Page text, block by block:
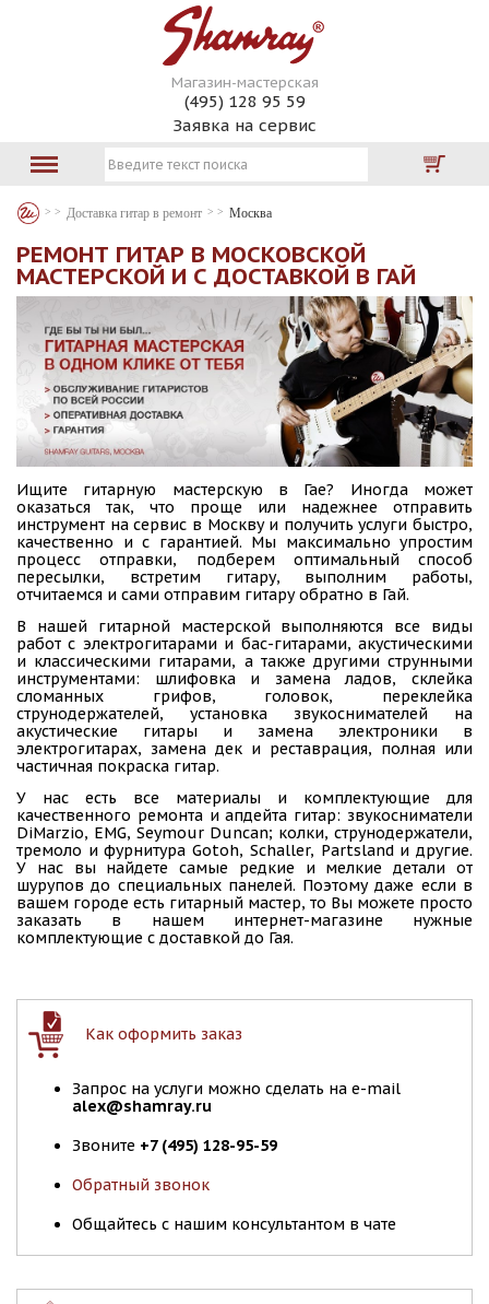
Магазин-мастерская
(495) 128 95 59
Заявка на сервис
Доставка гитар в ремонт Москва
РЕМОНТ ГИТАР В МОСКОВСКОЙ
МАСТЕРСКОЙ И С ДОСТАВКОЙ В ГАЙ
Ищите гитарную мастерскую в Гае? Иногда может
оказаться так, что проще или надежнее отправить
инструмент на сервис в Москву и получить услуги быстро,
качественно и с гарантией. Мы максимально упростим
процесс отправки, подберем оптимальный способ
пересылки, встретим гитару, выполним работы,
отчитаемся и сами отправим гитару обратно в Гай.
В нашей гитарной мастерской выполняются все виды
работ с электрогитарами и бас-гитарами, акустическими
и классическими гитарами, а также другими струнными
инструментами: шлифовка и замена ладов, склейка
сломанных грифов, головок, переклейка
струнодержателей, установка звукоснимателей на
акустические гитары и замена электроники в
электрогитарах, замена дек и реставрация, полная или
частичная покраска гитар.
У нас есть все материалы и комплектующие для
качественного ремонта и апдейта гитар: звукосниматели
DiMarzio, EMG, Seymour Duncan; колки, струнодержатели,
тремоло и фурнитура Gotoh, Schaller, Partsland и другие.
У нас вы найдете самые редкие и мелкие детали от
шурупов до специальных панелей. Поэтому даже если в
вашем городе есть гитарный мастер, то Вы можете просто
заказать в нашем интернет-магазине нужные
комплектующие с доставкой до Гая.
Как оформить заказ
Запрос на услуги можно сделать на e-mail
alex@shamray.ru
Звоните +7 (495) 128-95-59
Обратный звонок
Общайтесь с нашим консультантом в чате